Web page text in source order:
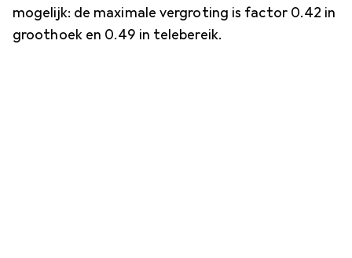
mogelijk: de maximale vergroting is factor 0.42 in
groothoek en 0.49 in telebereik.